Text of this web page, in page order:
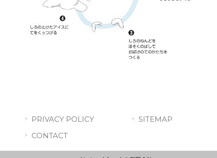
PRIVACY POLICY
SITEMAP
CONTACT